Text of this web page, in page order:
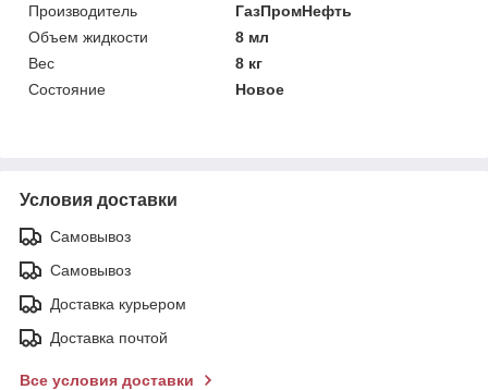
Производитель
ГазПромНефть
Объем жидкости
8 мл
Вес
8 кг
Состояние
Новое
Условия доставки
Самовывоз
Самовывоз
Доставка курьером
Доставка почтой
Все условия доставки